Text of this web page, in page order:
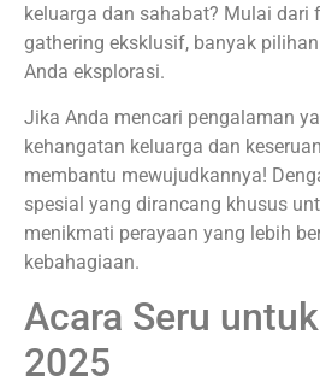
keluarga dan sahabat? Mulai dari
gathering eksklusif, banyak
Anda eksplorasi.
Jika Anda mencari pengalaman
kehangatan keluarga dan
membantu mewujudkannya!
spesial yang dirancang khusus
menikmati perayaan yang lebih
kebahagiaan.
Acara Seru
2025